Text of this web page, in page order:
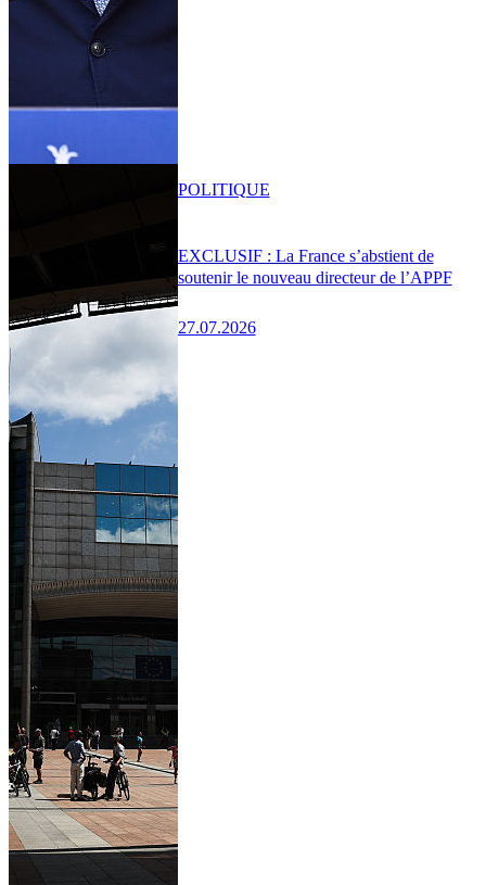
EXCLUSIF : La France s’abstient de
soutenir le nouveau directeur de l’APPF
27.07.2026
POLITIQUE